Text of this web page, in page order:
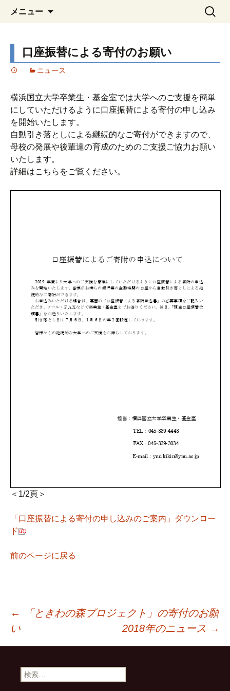
YNU 横浜国立大学機械工学・
材料系学科同窓会『名教就美
会』
YNU 横浜国立大学機械工学・材料系学科
同窓会の情報交流と親睦活動動の情報
をご案内します
メニュー
ツ
へ
動
検
口座振替による寄付のお願い
ニュース
横浜国立大学卒業生・基金室では大学へのご支援を簡単
にしていただけるように口座振替による寄付の申し込み
を開始いたします。
自動引き落としによる継続的なご寄付ができますので、
母校の発展や後輩達の育成のためのご支援ご協力お願い
いたします。
詳細はこちらをご覧ください。
＜1/2頁＞
「口座振替による寄付の申し込みのご案内」ダウンロー
ド
前のページに戻る
投
稿
ビ
←
「ときわの森プロジェクト」の寄付のお願
い
2018年のニュース →
検
索